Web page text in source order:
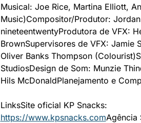
Musical: Joe Rice, Martina Elliott,
Music)Compositor/Produtor:
nineteentwentyProdutora de VFX:
BrownSupervisores de VFX: Jamie
Oliver Banks Thompson (Colourist)
StudiosDesign de Som: Munzie
Hils McDonaldPlanejamento e
Links
https://www.kpsnacks.com